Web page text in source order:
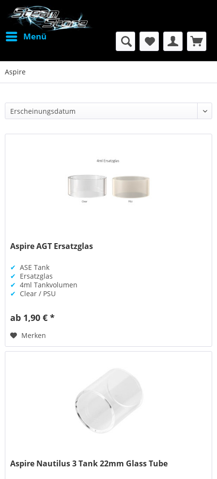
Menü
Aspire
Aspire AGT Ersatzglas
✔ ASE Tank
✔ Ersatzglas
✔ 4ml Tankvolumen
✔ Clear / PSU
ab 1,90 € *
Merken
Aspire Nautilus 3 Tank 22mm Glass Tube